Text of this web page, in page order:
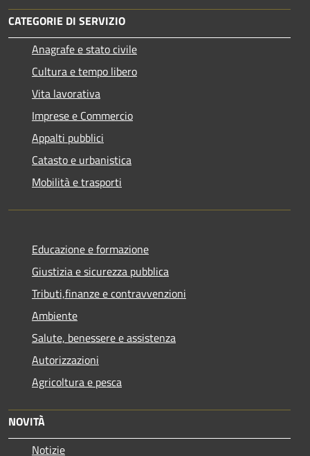
CATEGORIE DI SERVIZIO
Anagrafe e stato civile
Cultura e tempo libero
Vita lavorativa
Imprese e Commercio
Appalti pubblici
Catasto e urbanistica
Mobilità e trasporti
Educazione e formazione
Giustizia e sicurezza pubblica
Tributi,finanze e contravvenzioni
Ambiente
Salute, benessere e assistenza
Autorizzazioni
Agricoltura e pesca
NOVITÀ
Notizie